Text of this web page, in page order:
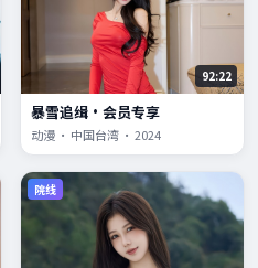
92:22
暴雪追缉·会员专享
动漫 · 中国台湾 · 2024
院线